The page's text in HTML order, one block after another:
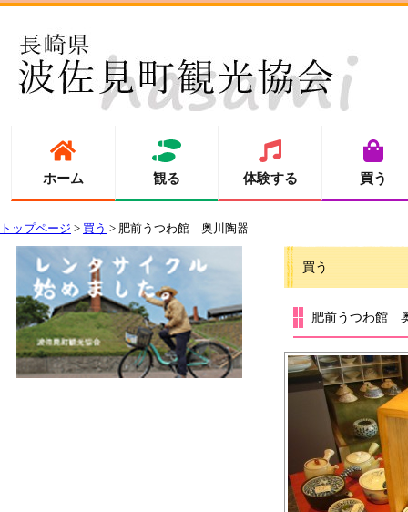
ホーム 観る 体験する 買う
トップページ > 買う > 肥前うつわ館 奥川陶器
買う
肥前うつわ館